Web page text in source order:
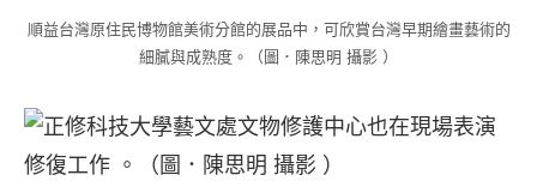
順益台灣原住民博物館美術分館的展品中，可欣賞台灣早期繪畫藝術的
細膩與成熟度。（圖．陳思明 攝影 ）